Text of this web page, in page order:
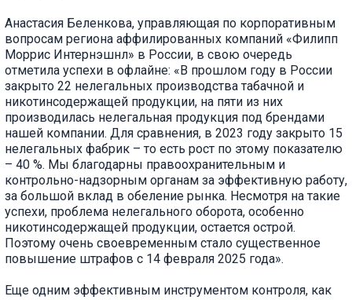
Анастасия Беленкова, управляющая по корпоративным
вопросам региона аффилированных компаний «Филипп
Моррис Интернэшнл» в России, в свою очередь
отметила успехи в офлайне: «В прошлом году в России
закрыто 22 нелегальных производства табачной и
никотинсодержащей продукции, на пяти из них
производилась нелегальная продукция под брендами
нашей компании. Для сравнения, в 2023 году закрыто 15
нелегальных фабрик – то есть рост по этому показателю
– 40 %. Мы благодарны правоохранительным и
контрольно-надзорным органам за эффективную работу,
за большой вклад в обеление рынка. Несмотря на такие
успехи, проблема нелегального оборота, особенно
никотинсодержащей продукции, остается острой.
Поэтому очень своевременным стало существенное
повышение штрафов с 14 февраля 2025 года».
Еще одним эффективным инструментом контроля, как